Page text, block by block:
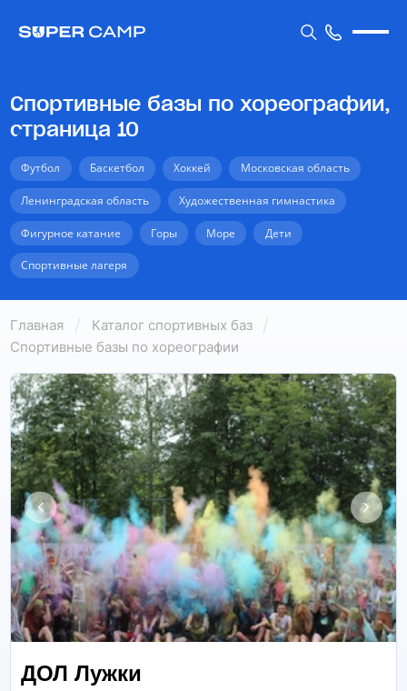
Спортивные базы по хореографии,
страница 10
Футбол Баскетбол Хоккей Московская область
Ленинградская область Художественная гимнастика
Фигурное катание Горы Море Дети
Спортивные лагеря
Главная
Каталог спортивных баз
Спортивные базы по хореографии
ДОЛ Лужки